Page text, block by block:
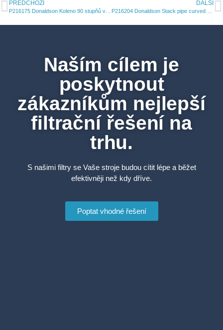
PŘEDCHOZÍ DALŠÍ
Naším cílem je
poskytnout
zákazníkům nejlepší
filtrační řešení na
trhu.
S našimi filtry se Vaše stroje budou cítit lépe a běžet
efektivněji než kdy dříve.
Poptat vhodné řešení